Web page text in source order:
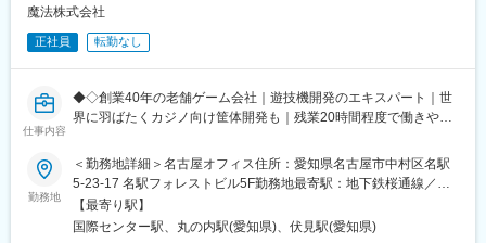
■本ポジションの魅力：
・ファームウェアは製品として外から見えるものではありませ
ん。そのため直接的にユーザーから評価いただくことは稀です。
しかしユーザーからのトラブルの連絡が無い「安定稼働している
状態」は我々のもっとも誇れる評価だと考えます。
て、過去培ってきたコーディング品質（可用性や可読性）に大き
な意義を見出しています。
■製品の魅力
魔法株式会社
正社員 転勤なし
仕事内容
◆◇創業40年の老舗ゲーム会社｜遊技機開発のエキスパート｜世
界に羽ばたくカジノ向け筐体開発も｜残業20時間程度で働きやす
■おすすめPOINT ＼遊技機開発で高評価！国内外で活躍する老舗
ゲーム会社で遊技機開発のプログラマー募集／
■職務内容
勤務地
＜勤務地詳細＞名古屋オフィス住所：愛知県名古屋市中村区名駅
5-23-17 名駅フォレストビル5F勤務地最寄駅：地下鉄桜通線／国
際センター駅受動喫煙対策：屋内全面禁煙変更の範囲：会社の定
める事業所
【最寄り駅】
国際センター駅、丸の内駅(愛知県)、伏見駅(愛知県)